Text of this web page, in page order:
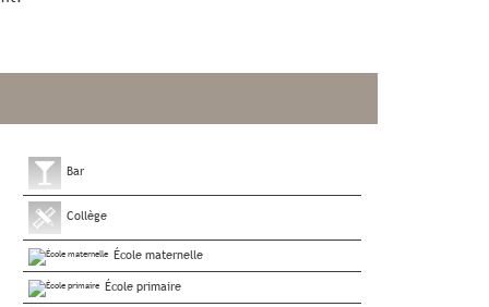
Bar
Collège
École maternelle
École primaire